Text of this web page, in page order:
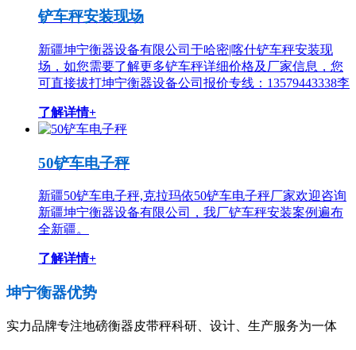
铲车秤安装现场
新疆坤宁衡器设备有限公司于哈密|喀什铲车秤安装现
场，如您需要了解更多铲车秤详细价格及厂家信息，您
可直接拔打坤宁衡器设备公司报价专线：13579443338李
了解详情+
50铲车电子秤
新疆50铲车电子秤,克拉玛依50铲车电子秤厂家欢迎咨询
新疆坤宁衡器设备有限公司，我厂铲车秤安装案例遍布
全新疆。
了解详情+
坤宁衡器优势
实力品牌专注地磅衡器皮带秤科研、设计、生产服务为一体